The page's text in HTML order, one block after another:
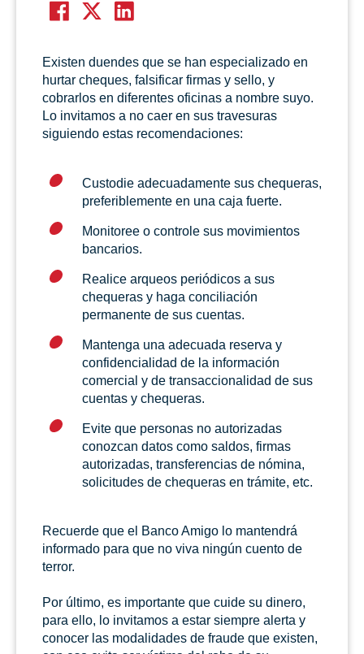
Existen duendes que se han especializado en
hurtar cheques, falsificar firmas y sello, y
cobrarlos en diferentes oficinas a nombre suyo.
Lo invitamos a no caer en sus travesuras
siguiendo estas recomendaciones:
Custodie adecuadamente sus chequeras,
preferiblemente en una caja fuerte.
Monitoree o controle sus movimientos
bancarios.
Realice arqueos periódicos a sus
chequeras y haga conciliación
permanente de sus cuentas.
Mantenga una adecuada reserva y
confidencialidad de la información
comercial y de transaccionalidad de sus
cuentas y chequeras.
Evite que personas no autorizadas
conozcan datos como saldos, firmas
autorizadas, transferencias de nómina,
solicitudes de chequeras en trámite, etc.
Recuerde que el Banco Amigo lo mantendrá
informado para que no viva ningún cuento de
terror.
Por último, es importante que cuide su dinero,
para ello, lo invitamos a estar siempre alerta y
conocer las modalidades de fraude que existen,